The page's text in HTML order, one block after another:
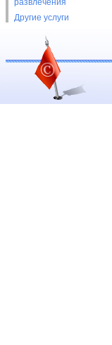
развлечения
Другие услуги